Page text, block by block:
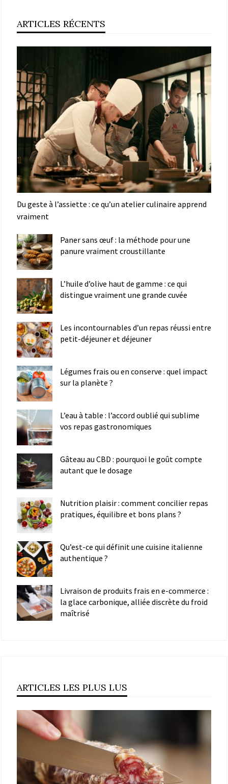
ARTICLES RÉCENTS
Du geste à l’assiette : ce qu’un atelier culinaire apprend
vraiment
Paner sans œuf : la méthode pour une
panure vraiment croustillante
L’huile d’olive haut de gamme : ce qui
distingue vraiment une grande cuvée
Les incontournables d’un repas réussi entre
petit-déjeuner et déjeuner
Légumes frais ou en conserve : quel impact
sur la planète ?
L’eau à table : l’accord oublié qui sublime
vos repas gastronomiques
Gâteau au CBD : pourquoi le goût compte
autant que le dosage
Nutrition plaisir : comment concilier repas
pratiques, équilibre et bons plans ?
Qu’est-ce qui définit une cuisine italienne
authentique ?
Livraison de produits frais en e-commerce :
la glace carbonique, alliée discrète du froid
maîtrisé
ARTICLES LES PLUS LUS